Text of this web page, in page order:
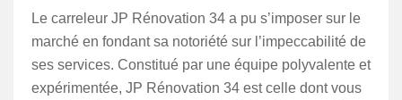
Le carreleur JP Rénovation 34 a pu s’imposer sur le
marché en fondant sa notoriété sur l’impeccabilité de
ses services. Constitué par une équipe polyvalente et
expérimentée, JP Rénovation 34 est celle dont vous